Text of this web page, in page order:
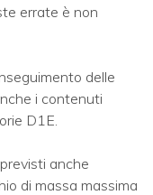
errate è non
delle
i contenuti
D1E.
anche
di massa massima